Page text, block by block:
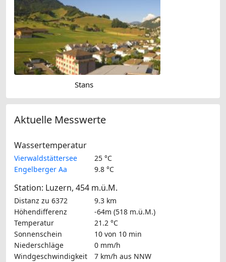
Stans
Aktuelle Messwerte
Wassertemperatur
Vierwaldstättersee
25 °C
Engelberger Aa
9.8 °C
Station: Luzern, 454 m.ü.M.
Distanz zu 6372
9.3 km
Höhendifferenz
-64m (518 m.ü.M.)
Temperatur
21.2 °C
Sonnenschein
10 von 10 min
Niederschläge
0 mm/h
Windgeschwindigkeit
7 km/h aus NNW